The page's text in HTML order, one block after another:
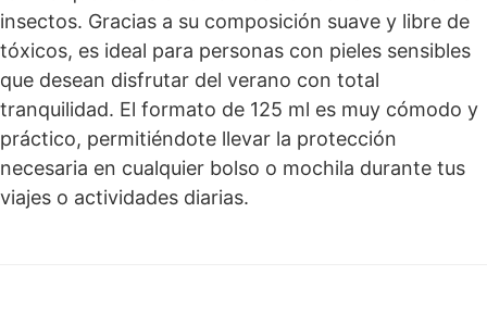
insectos. Gracias a su composición suave y libre de
tóxicos, es ideal para personas con pieles sensibles
que desean disfrutar del verano con total
tranquilidad. El formato de 125 ml es muy cómodo y
práctico, permitiéndote llevar la protección
necesaria en cualquier bolso o mochila durante tus
viajes o actividades diarias.